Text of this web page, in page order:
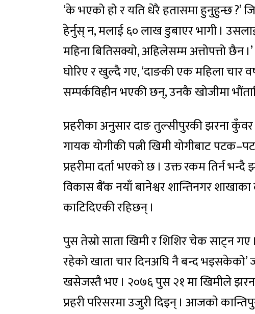
‘के भएको हो र यति धेरै हतासमा हुनुहुन्छ ?’
हेर्नुस् न, मलाई ६० लाख डुबाएर भागी ।
महिना बितिसक्यो, अहिलेसम्म अत्तोपत्तो छैन
घोरिए र खुल्दै गए, ‘दाङकी एक महिला चार
सम्पर्कविहीन भएकी छन्, उनकै खोजीमा
प्रहरीका अनुसार दाङ तुल्सीपुरकी झरना
गायक योगीकी पत्नी खिमी योगीबाट
प्रहरीमा दर्ता भएको छ । उक्त रकम तिर्न
विकास बैंक नयाँ बानेश्वर शान्तिनगर
काटिदिएकी रहिछन् ।
पुस तेस्रो साता खिमी र शिशिर चेक साट्न
रहेको खाता चार दिनअघि नै बन्द भइसकेको’
खसेजस्तै भए । २०७६ पुस २१ मा खिमीले
प्रहरी परिसरमा उजुरी दिइन् । आजकाे